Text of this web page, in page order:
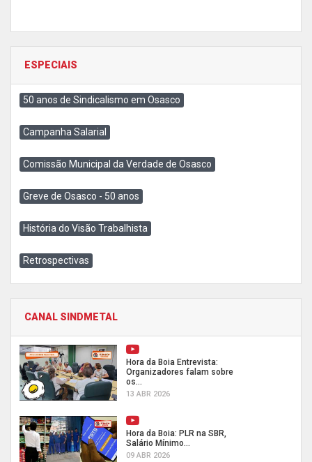
ESPECIAIS
50 anos de Sindicalismo em Osasco
Campanha Salarial
Comissão Municipal da Verdade de Osasco
Greve de Osasco - 50 anos
História do Visão Trabalhista
Retrospectivas
CANAL SINDMETAL
Hora da Boia Entrevista:
Organizadores falam sobre
os...
13 ABR 2026
Hora da Boia: PLR na SBR,
Salário Mínimo...
09 ABR 2026